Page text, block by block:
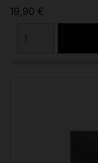
19,90 €